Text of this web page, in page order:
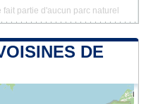
fait partie d'aucun parc naturel
DE